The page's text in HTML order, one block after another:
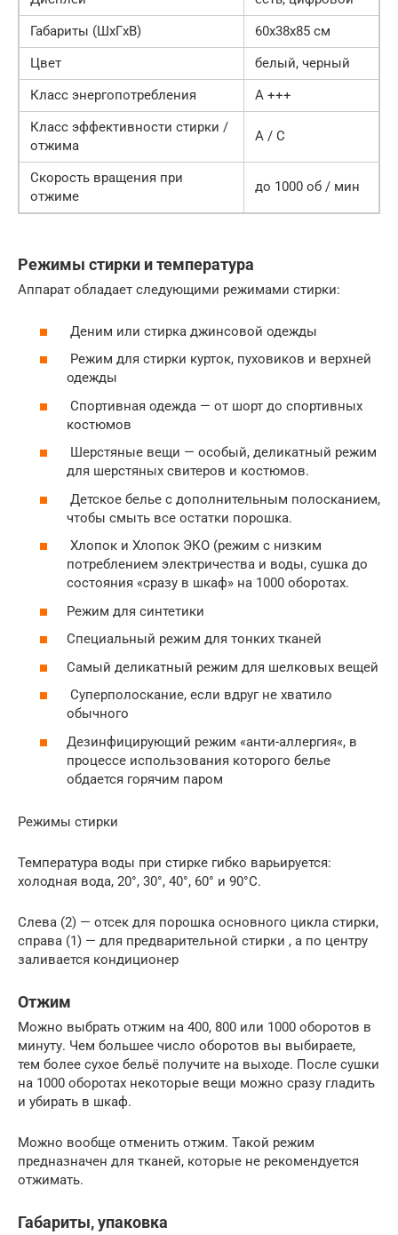
Габариты (ШxГxВ)
60x38x85 см
Цвет
белый, черный
Класс энергопотребления
А +++
Класс эффективности стирки /
отжима
А / С
Скорость вращения при
отжиме
до 1000 об / мин
Режимы стирки и температура
Аппарат обладает следующими режимами стирки:
Деним или стирка джинсовой одежды
Режим для стирки курток, пуховиков и верхней
одежды
Спортивная одежда — от шорт до спортивных
костюмов
Шерстяные вещи — особый, деликатный режим
для шерстяных свитеров и костюмов.
Детское белье с дополнительным полосканием,
чтобы смыть все остатки порошка.
Хлопок и Хлопок ЭКО (режим с низким
потреблением электричества и воды, сушка до
состояния «сразу в шкаф» на 1000 оборотах.
Режим для синтетики
Специальный режим для тонких тканей
Самый деликатный режим для шелковых вещей
Суперполоскание, если вдруг не хватило
обычного
Дезинфицирующий режим «анти-аллергия«, в
процессе использования которого белье
обдается горячим паром
Режимы стирки
Температура воды при стирке гибко варьируется:
холодная вода, 20°, 30°, 40°, 60° и 90°С.
Слева (2) — отсек для порошка основного цикла стирки,
справа (1) — для предварительной стирки , а по центру
заливается кондиционер
Отжим
Можно выбрать отжим на 400, 800 или 1000 оборотов в
минуту. Чем большее число оборотов вы выбираете,
тем более сухое бельё получите на выходе. После сушки
на 1000 оборотах некоторые вещи можно сразу гладить
и убирать в шкаф.
Можно вообще отменить отжим. Такой режим
предназначен для тканей, которые не рекомендуется
отжимать.
Габариты, упаковка